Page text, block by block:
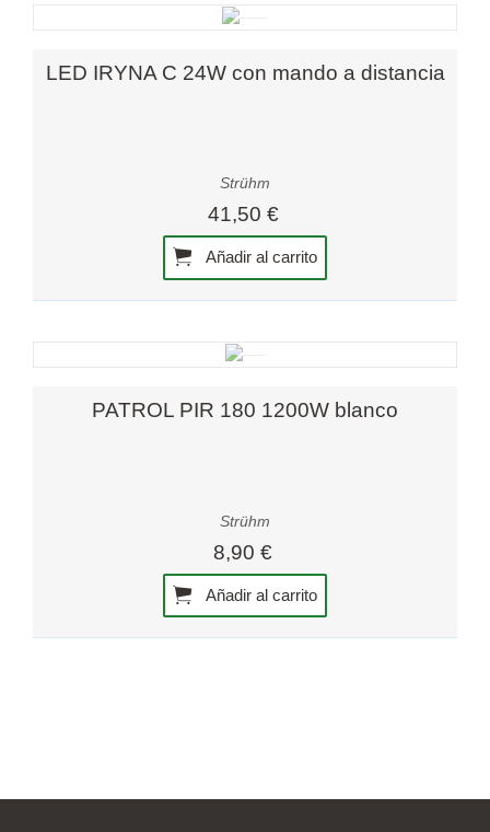
LED IRYNA C 24W con mando a distancia
Strühm
41,50 €
Añadir al carrito
PATROL PIR 180 1200W blanco
Strühm
8,90 €
Añadir al carrito